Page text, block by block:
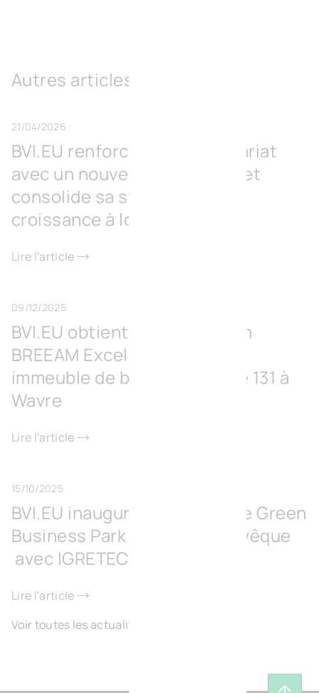
Autres articles
21/04/2026
BVI.EU renforce son actionnariat
avec un nouvel investisseur et
consolide sa stratégie de
croissance à long terme
Lire l'article
09/12/2025
BVI.EU obtient la certification
BREEAM Excellent pour son
immeuble de bureaux Europe 131 à
Wavre
Lire l'article
15/10/2025
BVI.EU inaugure le Surschiste Green
Business Park à Fontaine-l’Évêque
avec IGRETEC
Lire l'article
Voir toutes les actualités